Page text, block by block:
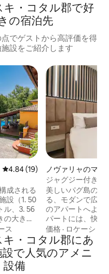
・コタル郡で好
の宿泊先
でゲストから高評価を得
設をご紹介します
レビュー19件、5つ星中4.84つ
4.84 (19)
成される
設（1. 50
ル、3. 56
の大きな
ウス、
ッキ、オ
のすべて
にはオリ
具が備
ス
ノヴァリャのマン
パート
ジャグジー付き
美しいパグ島のノ
る、モダンで広々
のアパートへよう
パートには、快適
ドと薄型テレビを
なリビングルーム
ン、そして究極
めのシャワー付き
価格 · ロケーショ
・コタル郡にあ
で人気のアメニ
設備